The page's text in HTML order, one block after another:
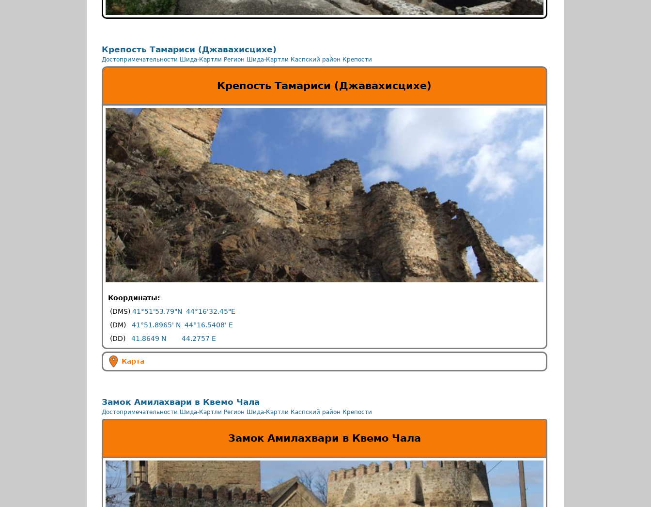
Крепость Тамариси (Джавахисцихе)
Достопримечательности Шида-Картли Регион Шида-Картли Каспский район Крепости
Крепость Тамариси (Джавахисцихе)
Координаты:
(DMS) 41°51'53.79"N 44°16'32.45"E
(DM) 41°51.8965' N 44°16.5408' E
(DD) 41.8649 N 44.2757 E
Карта
Замок Амилахвари в Квемо Чала
Достопримечательности Шида-Картли Регион Шида-Картли Каспский район Крепости
Замок Амилахвари в Квемо Чала